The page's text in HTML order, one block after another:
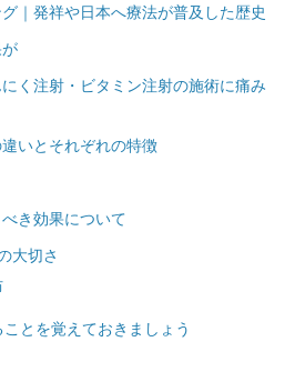
｜発祥や日本へ療法が普及した歴史
く注射・ビタミン注射の施術に痛み
いとそれぞれの特徴
き効果について
大切さ
とを覚えておきましょう